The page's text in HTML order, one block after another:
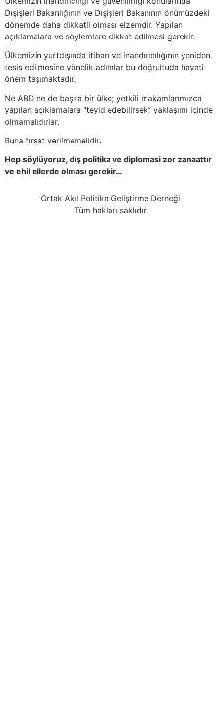
Dışişleri Bakanlığının ve Dışişleri Bakanının önümüzdeki
dönemde daha dikkatli olması elzemdir. Yapılan
açıklamalara ve söylemlere dikkat edilmesi gerekir.
Ülkemizin yurtdışında itibarı ve inandırıcılığının yeniden
tesis edilmesine yönelik adımlar bu doğrultuda hayati
önem taşımaktadır.
Ne ABD ne de başka bir ülke; yetkili makamlarımızca
yapılan açıklamalara “teyid edebilirsek” yaklaşımı içinde
olmamalıdırlar.
Buna fırsat verilmemelidir.
Hep söylüyoruz, dış politika ve diplomasi zor zanaattır
ve ehil ellerde olması gerekir…
Ortak Akıl Politika Geliştirme Derneği
Tüm hakları saklıdır